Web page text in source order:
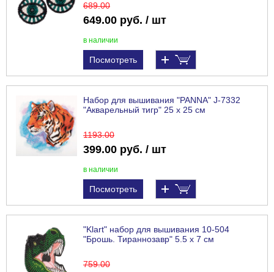
689.00
649.00 руб. / шт
в наличии
Посмотреть
Набор для вышивания "PANNA" J-7332
"Акварельный тигр" 25 х 25 см
1193.00
399.00 руб. / шт
в наличии
Посмотреть
"Klart" набор для вышивания 10-504
"Брошь. Тираннозавр" 5.5 х 7 см
759.00